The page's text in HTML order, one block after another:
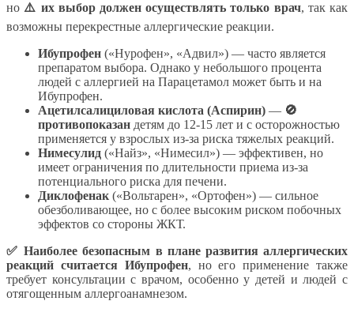
но ⚠️ их выбор должен осуществлять только врач, так как
возможны перекрестные аллергические реакции.
Ибупрофен («Нурофен», «Адвил») — часто является
препаратом выбора. Однако у небольшого процента
людей с аллергией на Парацетамол может быть и на
Ибупрофен.
Ацетилсалициловая кислота (Аспирин) — 🚫
противопоказан детям до 12-15 лет и с осторожностью
применяется у взрослых из-за риска тяжелых реакций.
Нимесулид («Найз», «Нимесил») — эффективен, но
имеет ограничения по длительности приема из-за
потенциального риска для печени.
Диклофенак («Вольтарен», «Ортофен») — сильное
обезболивающее, но с более высоким риском побочных
эффектов со стороны ЖКТ.
✅ Наиболее безопасным в плане развития аллергических
реакций считается Ибупрофен, но его применение также
требует консультации с врачом, особенно у детей и людей с
отягощенным аллергоанамнезом.